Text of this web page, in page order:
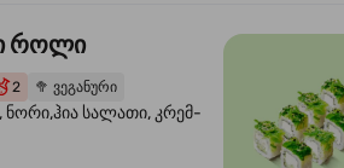
როლი
2 🥦 ვეგანური
ნორი,ჰია სალათი, კრემ-